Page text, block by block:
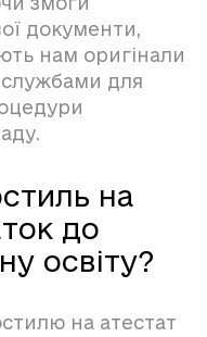
документи,
нам оригінали
службами для
на
до
освіту?
на атестат